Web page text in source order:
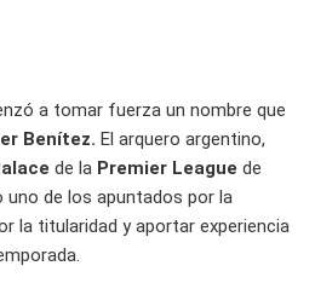
a tomar fuerza un nombre que
Benítez. El arquero argentino,
de la Premier League de
uno de los apuntados por la
la titularidad y aportar experiencia